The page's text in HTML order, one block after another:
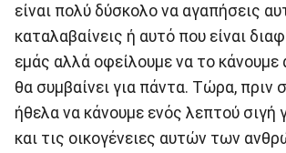
είναι πολύ δύσκολο να αγαπήσεις
καταλαβαίνεις ή αυτό που είναι
εμάς αλλά οφείλουμε να το κάνουμε
θα συμβαίνει για πάντα. Τώρα, πριν
ήθελα να κάνουμε ενός λεπτού σιγή
και τις οικογένειες αυτών των